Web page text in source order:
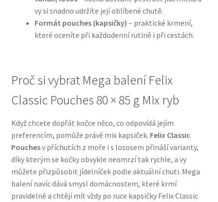
Oblečky pro psy
Pamlsky pro psy
Ortopedické pelíšky
Purizon pro psy — Vysoký obsah masa, bez obilovin
Royal Canin pro psy
Veterinární dieta pro psy
vy si snadno udržíte její oblíbené chutě.
Formát pouches (kapsičky) – praktické krmení,
které oceníte při každodenní rutině i při cestách.
Proč si vybrat Mega balení Felix
Classic Pouches 80 × 85 g Mix ryb
Když chcete dopřát kočce něco, co odpovídá jejím
preferencím, pomůže právě mix kapsiček. Felix Classic
Pouchesv příchutích z moře i s lososem přináší varianty,
díky kterým se kočky obvykle neomrzí tak rychle, a vy
můžete přizpůsobit jídelníček podle aktuální chuti. Mega
balení navíc dává smysl domácnostem, které krmí
pravidelně a chtějí mít vždy po ruce kapsičky Felix Classic